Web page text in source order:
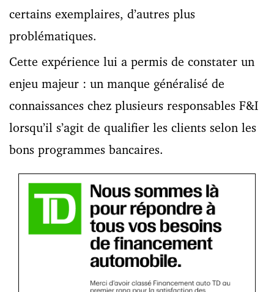
certains exemplaires, d’autres plus
problématiques.
Cette expérience lui a permis de constater un
enjeu majeur : un manque généralisé de
connaissances chez plusieurs responsables F&I
lorsqu’il s’agit de qualifier les clients selon les
bons programmes bancaires.